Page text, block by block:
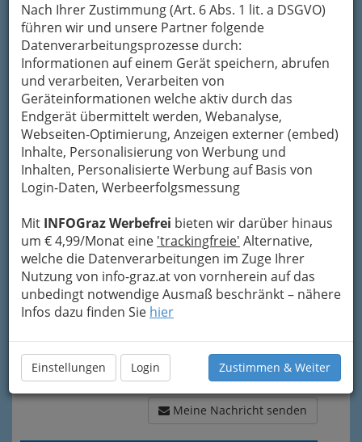
Nach Ihrer Zustimmung (Art. 6 Abs. 1 lit. a DSGVO)
führen wir und unsere Partner folgende
Datenverarbeitungsprozesse durch:
Informationen auf einem Gerät speichern, abrufen
und verarbeiten, Verarbeiten von
Geräteinformationen welche aktiv durch das
Endgerät übermittelt werden, Webanalyse,
Webseiten-Optimierung, Anzeigen externer (embed)
Inhalte, Personalisierung von Werbung und
Inhalten, Personalisierte Werbung auf Basis von
Login-Daten, Werbeerfolgsmessung
Mit INFOGraz Werbefrei bieten wir darüber hinaus
um € 4,99/Monat eine 'trackingfreie' Alternative,
welche die Datenverarbeitungen im Zuge Ihrer
Nutzung von info-graz.at von vornherein auf das
unbedingt notwendige Ausmaß beschränkt – nähere
Infos dazu finden Sie hier
Einstellungen Login Zustimmen & Weiter
weitergeleitet.
Mein Name
Meine Email Adresse
Mein Betreff
Meine Nachricht
Meine Nachricht senden